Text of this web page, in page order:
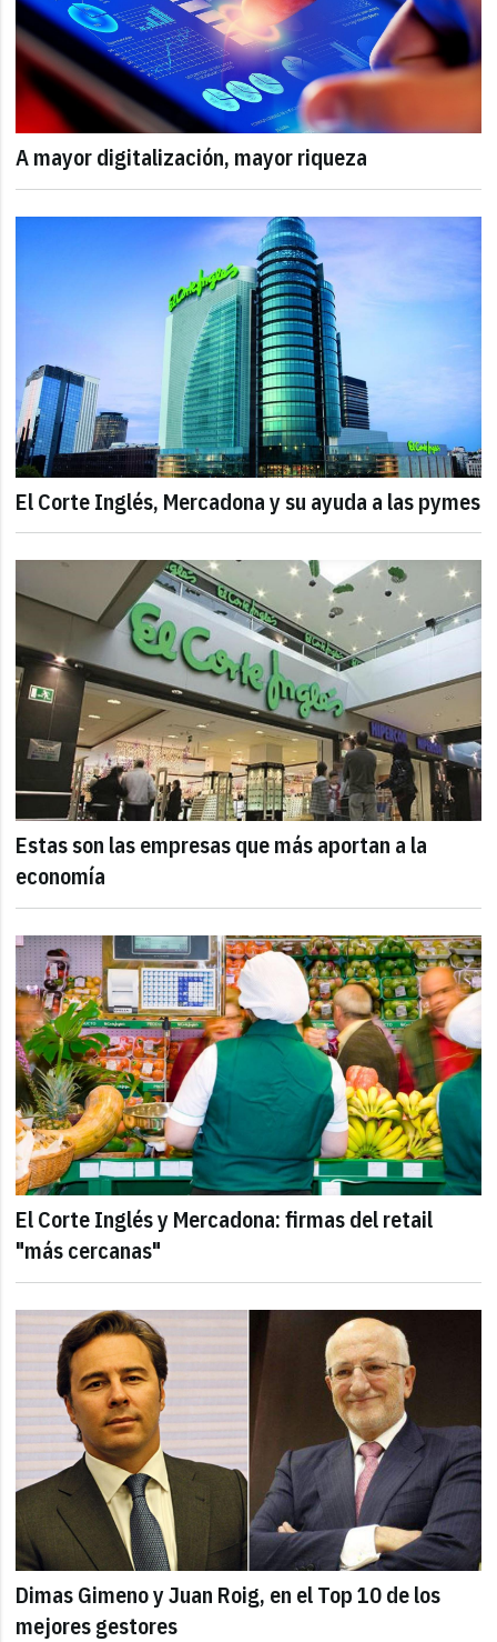
A mayor digitalización, mayor riqueza
El Corte Inglés, Mercadona y su ayuda a las pymes
Estas son las empresas que más aportan a la
economía
El Corte Inglés y Mercadona: firmas del retail
"más cercanas"
Dimas Gimeno y Juan Roig, en el Top 10 de los
mejores gestores